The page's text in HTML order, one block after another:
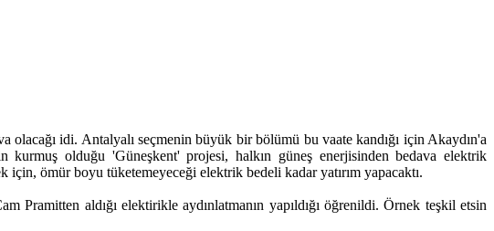
idi. Antalyalı seçmenin büyük bir bölümü bu vaate kandığı için Akaydın'a
olduğu 'Güneşkent' projesi, halkın güneş enerjisinden bedava elektrik
ömür boyu tüketemeyeceği elektrik bedeli kadar yatırım yapacaktı.
aldığı elektirikle aydınlatmanın yapıldığı öğrenildi. Örnek teşkil etsin